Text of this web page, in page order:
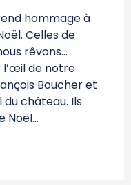
hommage à
Celles de
rêvons…
de notre
Boucher et
du château. Ils
Noël...